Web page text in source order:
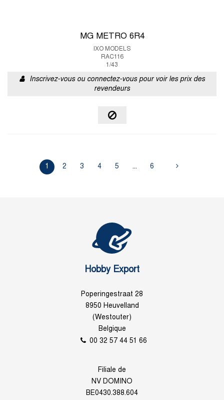
MG METRO 6R4
IXO MODELS
RAC116
1/43
Inscrivez-vous ou connectez-vous pour voir les prix des
revendeurs
1 2 3 4 5 ... 6
Hobby Export
Poperingestraat 28
8950 Heuvelland
(Westouter)
Belgique
00 32 57 44 51 66
Filiale de
NV DOMINO
BE0430.388.604